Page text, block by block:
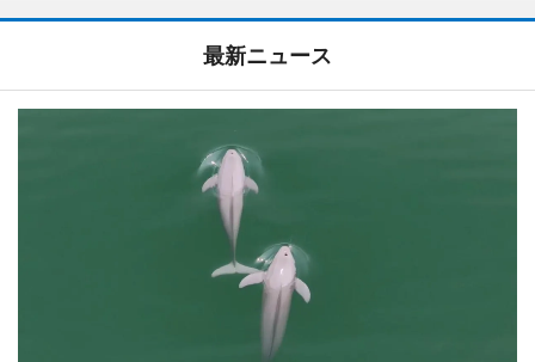
最新ニュース